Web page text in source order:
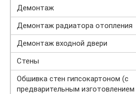
Демонтаж
Демонтаж радиатора отопления
Демонтаж входной двери
Стены
Обшивка стен гипсокартоном (с
предварительным изготовлением